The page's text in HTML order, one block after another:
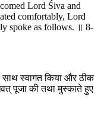
Lord Śiva and
comfortably, Lord
spoke as follows. ॥ 8-
साथ स्वागत किया और ठीक
पूजा की तथा मुस्काते हुए